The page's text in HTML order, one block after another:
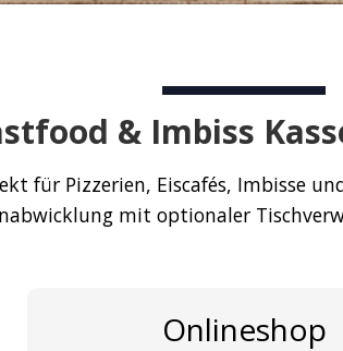
& Imbiss
für Pizzerien, Eiscafés, Imbisse
mit optionaler
Onlineshop